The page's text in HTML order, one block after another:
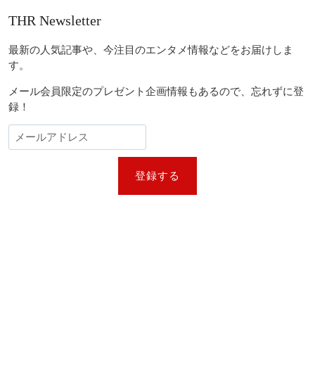
THR Newsletter
最新の人気記事や、今注目のエンタメ情報などをお届けしま
す。
メール会員限定のプレゼント企画情報もあるので、忘れずに登
録！
登録する